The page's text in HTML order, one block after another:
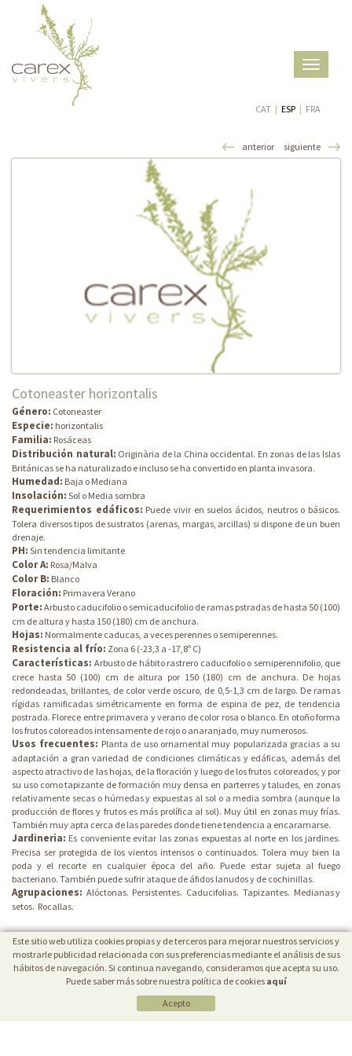
Toggle
CAT | ESP | FRA
anterior siguiente
Cotoneaster horizontalis
Género: Cotoneaster
Especie: horizontalis
Familia: Rosáceas
Distribución natural: Originària de la China occidental. En zonas de las Islas
Británicas se ha naturalizado e incluso se ha convertido en planta invasora.
Humedad: Baja o Mediana
Insolación: Sol o Media sombra
Requerimientos edáficos: Puede vivir en suelos ácidos, neutros o básicos.
Tolera diversos tipos de sustratos (arenas, margas, arcillas) si dispone de un buen
drenaje.
PH: Sin tendencia limitante
Color A: Rosa/Malva
Color B: Blanco
Floración: Primavera Verano
Porte: Arbusto caducifolio o semicaducifolio de ramas pstradas de hasta 50 (100)
cm de altura y hasta 150 (180) cm de anchura.
Hojas: Normalmente caducas, a veces perennes o semiperennes.
Resistencia al frío: Zona 6 (-23,3 a -17,8º C)
Características: Arbusto de hábito rastrero caducifolio o semiperennifolio, que
crece hasta 50 (100) cm de altura por 150 (180) cm de anchura. De hojas
redondeadas, brillantes, de color verde oscuro, de 0,5-1,3 cm de largo. De ramas
rígidas ramificadas simétricamente en forma de espina de pez, de tendencia
postrada. Florece entre primavera y verano de color rosa o blanco. En otoño forma
los frutos coloreados intensamente de rojo o anaranjado, muy numerosos.
Usos frecuentes: Planta de uso ornamental muy popularizada gracias a su
adaptación a gran variedad de condiciones climáticas y edáficas, además del
aspecto atractivo de las hojas, de la floración y luego de los frutos coloreados, y por
su uso como tapizante de formación muy densa en parterres y taludes, en zonas
relativamente secas o húmedas y expuestas al sol o a media sombra (aunque la
producción de flores y frutos es más prolífica al sol). Muy útil en zonas muy frías.
También muy apta cerca de las paredes donde tiene tendencia a encaramarse.
Jardineria: Es conveniente evitar las zonas expuestas al norte en los jardines.
Precisa ser protegida de los vientos intensos o continuados. Tolera muy bien la
poda y el recorte en cualquier época del año. Puede estar sujeta al fuego
bacteriano. También puede sufrir ataque de áfidos lanudos y de cochinillas.
Agrupaciones: Alóctonas. Persistentes. Caducifolias. Tapizantes. Medianas y
setos. Rocallas.
PROTECCIÓN DE DATOS
Este sitio web utiliza cookies propias y de terceros para mejorar nuestros servicios y
mostrarle publicidad relacionada con sus preferencias mediante el análisis de sus
hábitos de navegación. Si continua navegando, consideramos que acepta su uso.
Puede saber más sobre nuestra política de cookies aquí
Acepto